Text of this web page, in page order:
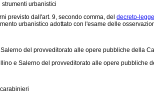
urbanistici
previsto dall'art. 9, secondo comma, del decreto-
urbanistico adottato con l'esame delle
del provveditorato alle opere pubbliche della
e Salerno del provveditorato alle opere pubbliche